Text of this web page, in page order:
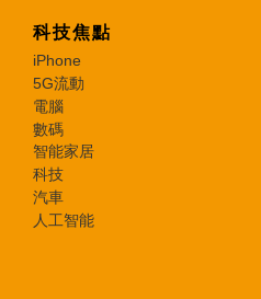
科技焦點
iPhone
5G流動
電腦
數碼
智能家居
科技
汽車
人工智能